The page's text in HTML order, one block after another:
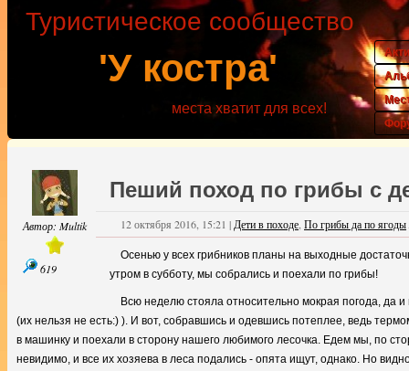
'У костра'
Туристическое сообщество
места хватит для всех!
Автор: Multik
619
Пеший поход по грибы с
12 октября 2016, 15:21 | Дети в походе По грибы да по ягоды
Осенью у всех грибников планы на выходные
утром в субботу, мы собрались и поехали по грибы!
Всю неделю стояла относительно мокрая погода, да
(их нельзя не есть:) ). И вот, собравшись и одевшись потеплее, ведь
в машинку и поехали в сторону нашего любимого лесочка. Едем мы, по
невидимо, и все их хозяева в леса подались - опята ищут, однако. Но